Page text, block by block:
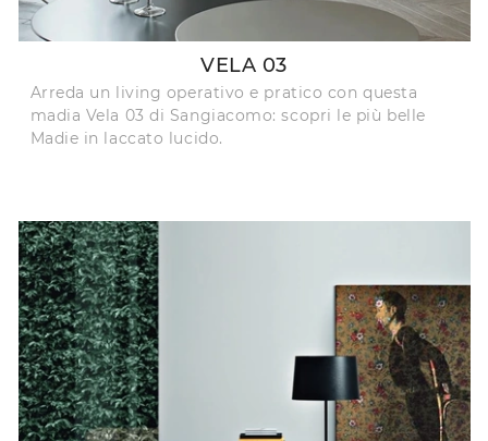
VELA 03
Arreda un living operativo e pratico con questa
madia Vela 03 di Sangiacomo: scopri le più belle
Madie in laccato lucido.